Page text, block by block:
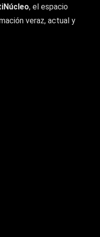
, el espacio
veraz, actual y